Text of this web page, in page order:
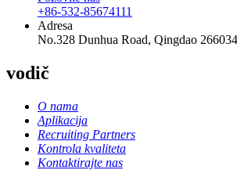
+86-532-85674111
Adresa
No.328 Dunhua Road, Qingdao
vodič
O nama
Aplikacija
Recruiting Partners
Kontrola kvaliteta
Kontaktirajte nas